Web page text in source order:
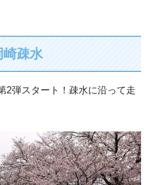
崎疎水
2弾スタート！疎水に沿って走